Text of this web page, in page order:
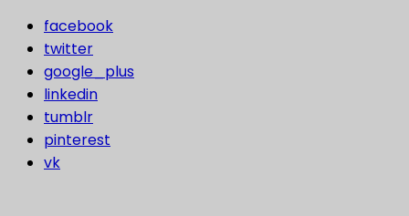
facebook
twitter
google_plus
linkedin
tumblr
pinterest
vk